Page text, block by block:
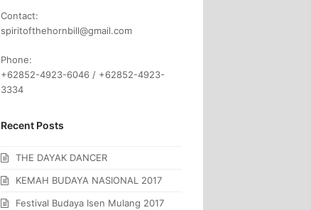
Contact:
spiritofthehornbill@gmail.com
Phone:
+62852-4923-6046 / +62852-4923-
3334
Recent Posts
THE DAYAK DANCER
KEMAH BUDAYA NASIONAL 2017
Festival Budaya Isen Mulang 2017